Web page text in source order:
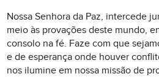
Nossa Senhora da Paz, intercede
meio às provações deste mundo,
consolo na fé. Faze com que
e de esperança onde houver
nos ilumine em nossa missão de